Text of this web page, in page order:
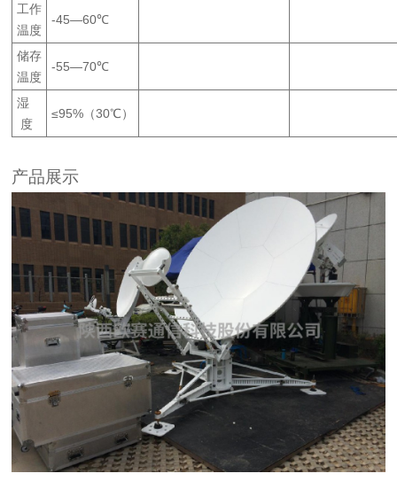
工作
温度
-45—60℃
储存
温度
-55—70℃
湿
度
≤95% （30℃）
产品展示